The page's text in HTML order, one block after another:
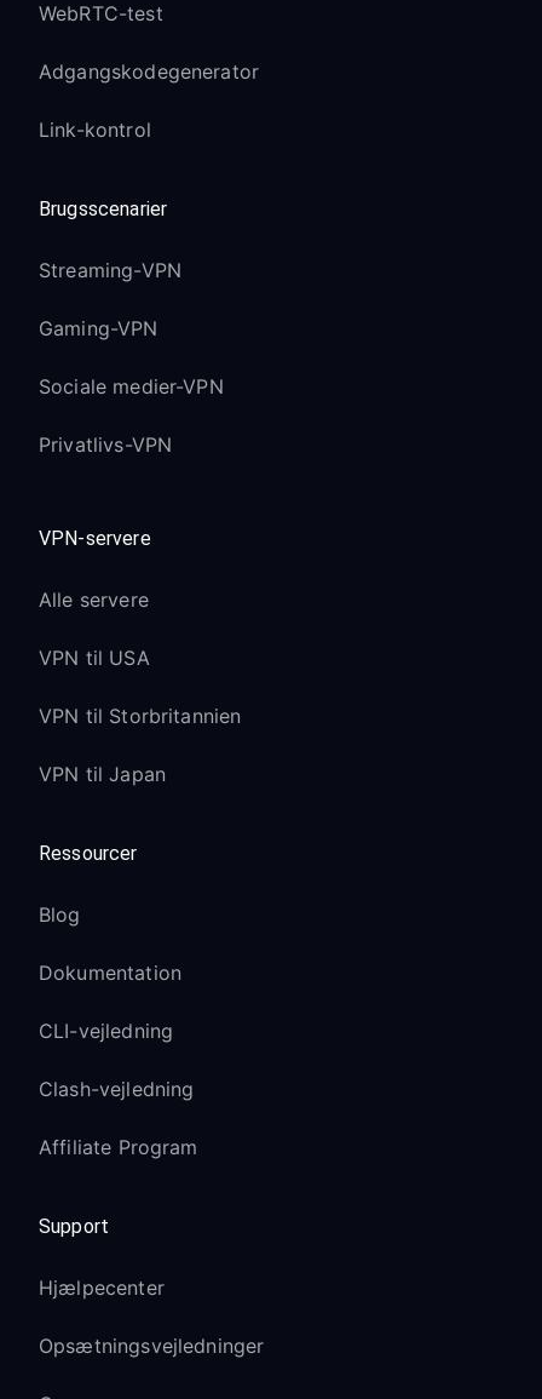
WebRTC-test
Adgangskodegenerator
Link-kontrol
Brugsscenarier
Streaming-VPN
Gaming-VPN
Sociale medier-VPN
Privatlivs-VPN
VPN-servere
Alle servere
VPN til USA
VPN til Storbritannien
VPN til Japan
Ressourcer
Blog
Dokumentation
CLI-vejledning
Clash-vejledning
Affiliate Program
Support
Hjælpecenter
Opsætningsvejledninger